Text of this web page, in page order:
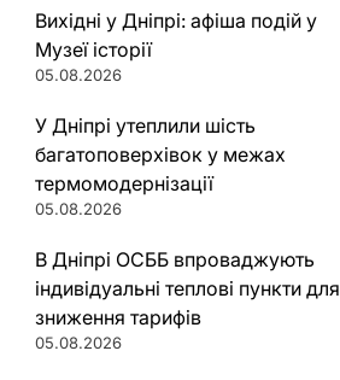
Вихідні у Дніпрі: афіша подій у
Музеї історії
05.08.2026
У Дніпрі утеплили шість
багатоповерхівок у межах
термомодернізації
05.08.2026
В Дніпрі ОСББ впроваджують
індивідуальні теплові пункти для
зниження тарифів
05.08.2026